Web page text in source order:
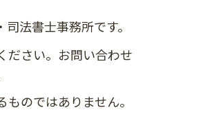
法書士事務所です。
ださい。お問い合わせ
のではありません。